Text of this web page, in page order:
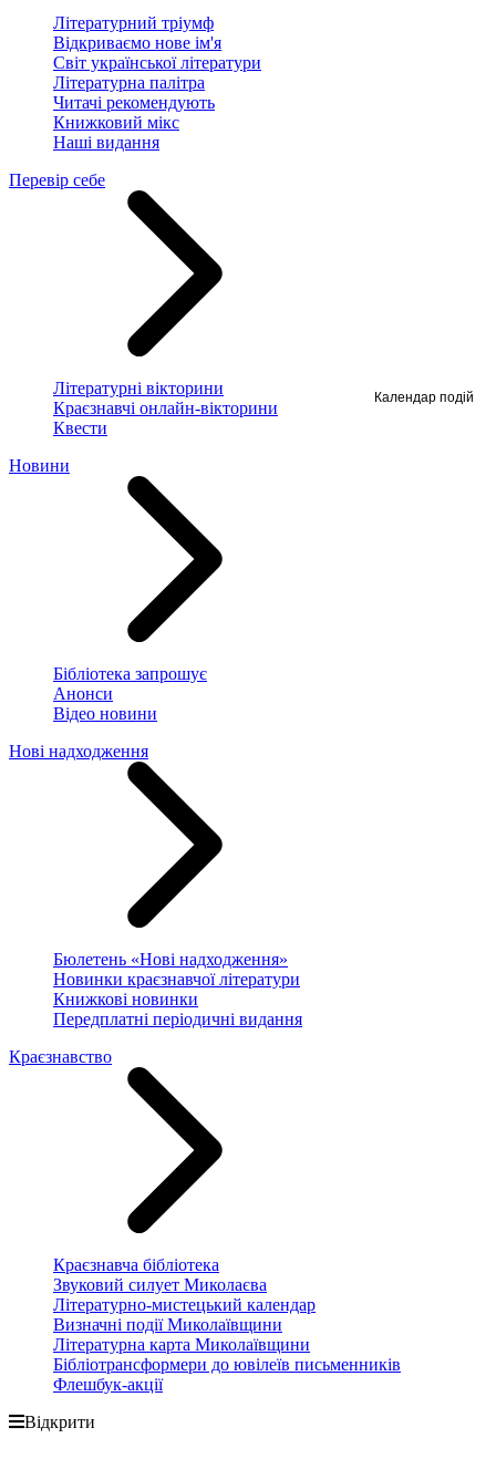
Літературний тріумф
Відкриваємо нове ім'я
Світ української літератури
Літературна палітра
Читачі рекомендують
Книжковий мікс
Наші видання
Перевір себе
Літературні вікторини
Краєзнавчі онлайн-вікторини
Квести
Новини
Бібліотека запрошує
Анонси
Відео новини
Нові надходження
Бюлетень «Нові надходження»
Новинки краєзнавчої літератури
Книжкові новинки
Передплатні періодичні видання
Краєзнавство
Краєзнавча бібліотека
Звуковий силует Миколаєва
Літературно-мистецький календар
Визначні події Миколаївщини
Літературна карта Миколаївщини
Бібліотрансформери до ювілеїв письменників
Флешбук-акції
Відкрити
Календар подій